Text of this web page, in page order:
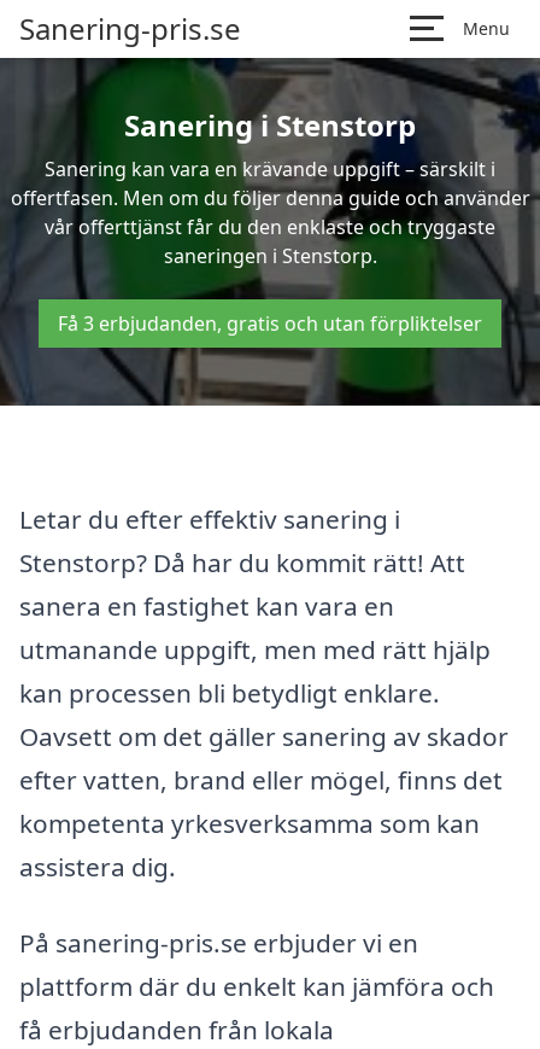
Sanering-pris.se Menu
Sanering i Stenstorp
Sanering kan vara en krävande uppgift – särskilt i
offertfasen. Men om du följer denna guide och använder
vår offerttjänst får du den enklaste och tryggaste
saneringen i Stenstorp.
Få 3 erbjudanden, gratis och utan förpliktelser
Letar du efter effektiv sanering i
Stenstorp? Då har du kommit rätt! Att
sanera en fastighet kan vara en
utmanande uppgift, men med rätt hjälp
kan processen bli betydligt enklare.
Oavsett om det gäller sanering av skador
efter vatten, brand eller mögel, finns det
kompetenta yrkesverksamma som kan
assistera dig.
På sanering-pris.se erbjuder vi en
plattform där du enkelt kan jämföra och
få erbjudanden från lokala